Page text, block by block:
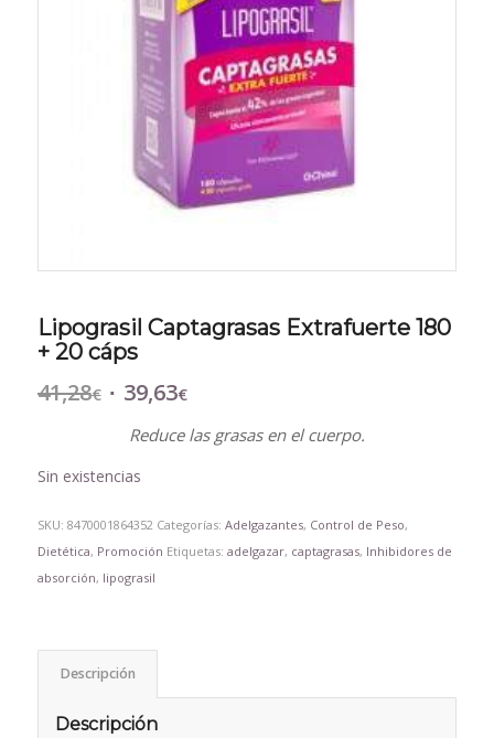
Lipograsil Captagrasas Extrafuerte 180
+ 20 cáps
41,28€ El
original
era:
39,63€El
actual
Reduce las grasas en el cuerpo.
Sin existencias
SKU: 8470001864352 Categorías: Adelgazantes, Control de Peso,
Dietética, Promoción Etiquetas: adelgazar, captagrasas, Inhibidores de
absorción, lipograsil
Descripción
Descripción